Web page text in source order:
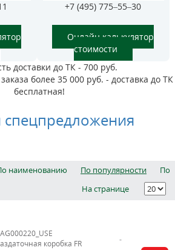
+7 (495) 775–55–30
Онлайн калькулятор
стоимости
доставки до ТК - 700 руб.
более 35 000 руб. - доставка до ТК
бесплатная!
спецпредложения
наименованию По популярности
По
На странице
коробка FR